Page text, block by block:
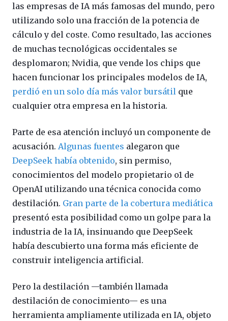
las empresas de IA más famosas del mundo, pero
utilizando solo una fracción de la potencia de
cálculo y del coste. Como resultado, las acciones
de muchas tecnológicas occidentales se
desplomaron; Nvidia, que vende los chips que
hacen funcionar los principales modelos de IA,
perdió en un solo día más valor bursátil que
cualquier otra empresa en la historia.
Parte de esa atención incluyó un componente de
acusación. Algunas fuentes alegaron que
DeepSeek había obtenido, sin permiso,
conocimientos del modelo propietario o1 de
OpenAI utilizando una técnica conocida como
destilación. Gran parte de la cobertura mediática
presentó esta posibilidad como un golpe para la
industria de la IA, insinuando que DeepSeek
había descubierto una forma más eficiente de
construir inteligencia artificial.
Pero la destilación —también llamada
destilación de conocimiento— es una
herramienta ampliamente utilizada en IA, objeto